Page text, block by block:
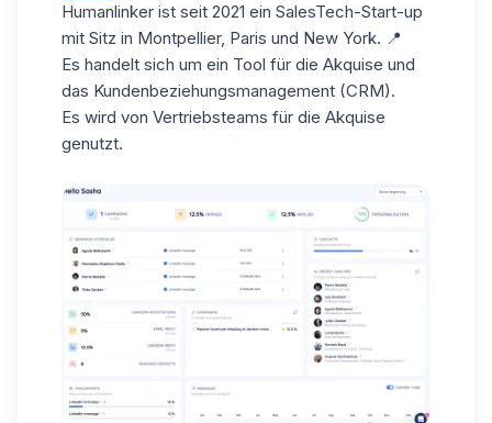
Humanlinker ist seit 2021 ein SalesTech-Start-up
mit Sitz in Montpellier, Paris und New York. 📍
Es handelt sich um ein Tool für die Akquise und
das Kundenbeziehungsmanagement (CRM).
Es wird von Vertriebsteams für die Akquise
genutzt.